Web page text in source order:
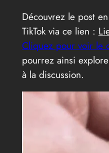
Découvrez le post
TikTok via ce lien :
Cliquez pour voir le
pourrez ainsi
à la discussion.